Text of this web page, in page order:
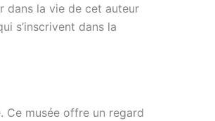
dans la vie de cet auteur
s’inscrivent dans la
Ce musée offre un regard